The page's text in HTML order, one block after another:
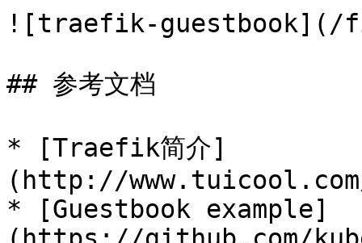
![traefik-guestbook](/
## 参考文档
* [Traefik简介]
(http://
* [Guestbook example]